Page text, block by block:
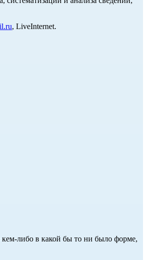
, LiveInternet.
кем-либо в какой бы то ни было форме,